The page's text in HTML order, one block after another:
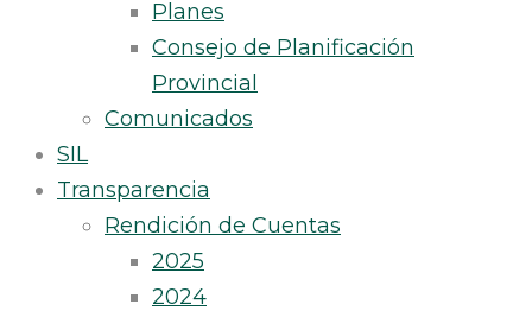
Planes
Consejo de Planificación
Provincial
Comunicados
SIL
Transparencia
Rendición de Cuentas
2025
2024